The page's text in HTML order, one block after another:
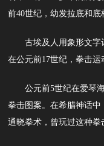
前40世纪，幼发拉底和底
古埃及人用象形文字
在公元前17世纪，拳击运
公元前5世纪在爱琴海
拳击图案。在希腊神话
通晓拳术，曾玩过这种拳